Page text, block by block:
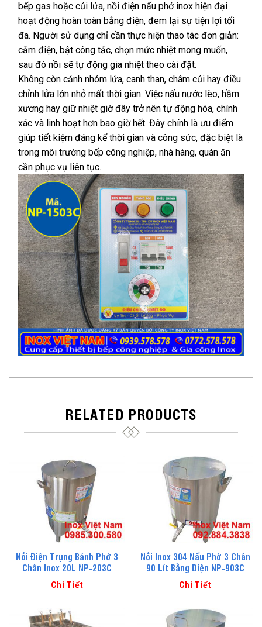
bếp gas hoặc củi lửa, nồi điện nấu phở inox hiện đại
hoạt động hoàn toàn bằng điện, đem lại sự tiện lợi tối
đa. Người sử dụng chỉ cần thực hiện thao tác đơn giản:
cắm điện, bật công tắc, chọn mức nhiệt mong muốn,
sau đó nồi sẽ tự động gia nhiệt theo cài đặt.
Không còn cảnh nhóm lửa, canh than, châm củi hay điều
chỉnh lửa lớn nhỏ mất thời gian. Việc nấu nước lèo, hầm
xương hay giữ nhiệt giờ đây trở nên tự động hóa, chính
xác và linh hoạt hơn bao giờ hết. Đây chính là ưu điểm
giúp tiết kiệm đáng kể thời gian và công sức, đặc biệt là
trong môi trường bếp công nghiệp, nhà hàng, quán ăn
cần phục vụ liên tục.
RELATED PRODUCTS
Nồi Điện Trụng Bánh Phở 3
Chân Inox 20L NP-203C
Chi Tiết
Nồi Inox 304 Nấu Phở 3 Chân
90 Lít Bằng Điện NP-903C
Chi Tiết